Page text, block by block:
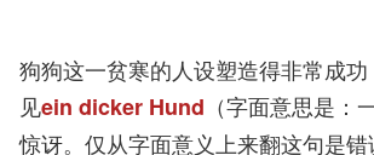
狗狗这一贫寒的人设塑造得非常成
见ein dicker Hund （字面意思是：
惊讶。仅从字面意义上来翻这句是错